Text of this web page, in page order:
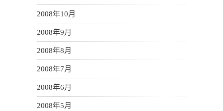
2008年10月
2008年9月
2008年8月
2008年7月
2008年6月
2008年5月